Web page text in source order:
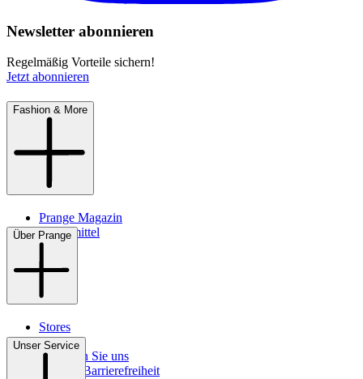
Newsletter abonnieren
Regelmäßig Vorteile sichern!
Jetzt abonnieren
Fashion & More
Prange Magazin
Pflegemittel
Über Prange
Stores
Kontakt
So finden Sie uns
Digitale Barrierefreiheit
Unser Service